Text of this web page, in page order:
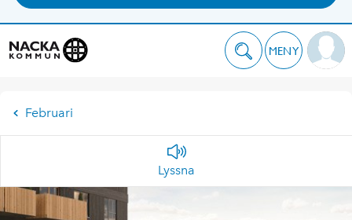
MENY
Februari
Lyssna